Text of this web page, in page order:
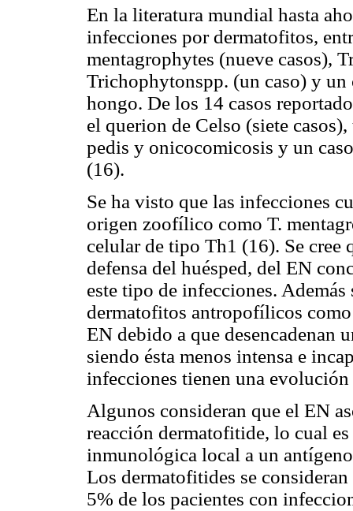
En la literatura mundial hasta
infecciones por dermatofitos,
mentagrophytes (nueve casos),
Trichophytonspp. (un caso) y
hongo. De los 14 casos
el querion de Celso (siete
pedis y onicocomicosis y un
(16).
Se ha visto que las infecciones
origen zoofílico como T.
celular de tipo Th1 (16). Se cree
defensa del huésped, del EN
este tipo de infecciones.
dermatofitos antropofílicos
EN debido a que desencadenan
siendo ésta menos intensa e
infecciones tienen una
Algunos consideran que el EN
reacción dermatofitide, lo cual
inmunológica local a un
Los dermatofitides se
5% de los pacientes con